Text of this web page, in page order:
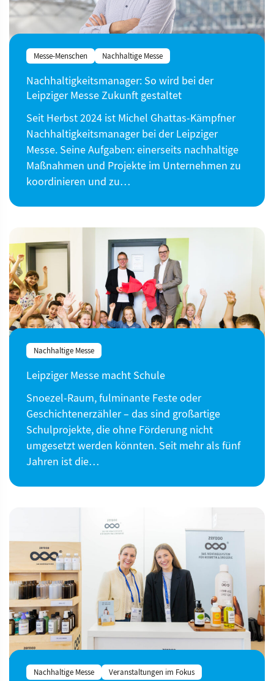
Messe-Menschen Nachhaltige Messe
Nachhaltigkeitsmanager: So wird bei der
Leipziger Messe Zukunft gestaltet
Seit Herbst 2024 ist Michel Ghattas-Kämpfner
Nachhaltigkeitsmanager bei der Leipziger
Messe. Seine Aufgaben: einerseits nachhaltige
Maßnahmen und Projekte im Unternehmen zu
koordinieren und zu…
Nachhaltige Messe
Leipziger Messe macht Schule
Snoezel-Raum, fulminante Feste oder
Geschichtenerzähler – das sind großartige
Schulprojekte, die ohne Förderung nicht
umgesetzt werden könnten. Seit mehr als fünf
Jahren ist die…
Nachhaltige Messe Veranstaltungen im Fokus